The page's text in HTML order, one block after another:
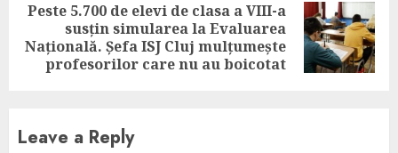
post:
Peste 5.700 de elevi de clasa a VIII-a
susțin simularea la Evaluarea
Națională. Șefa ISJ Cluj mulțumește
profesorilor care nu au boicotat
Leave a Reply